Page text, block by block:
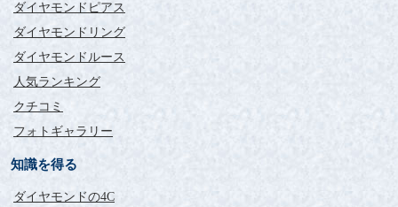
ダイヤモンドピアス
ダイヤモンドリング
ダイヤモンドルース
人気ランキング
クチコミ
フォトギャラリー
知識を得る
ダイヤモンドの4C